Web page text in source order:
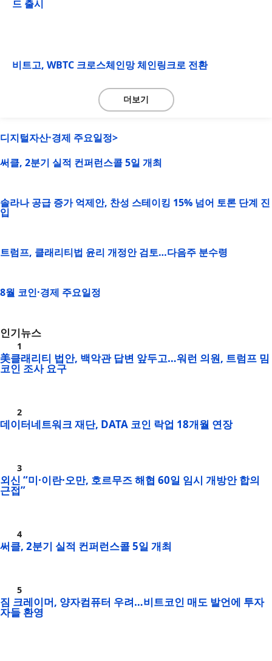
드 출시
비트고, WBTC 크로스체인망 체인링크로 전환
더보기
디지털자산·경제 주요일정>
써클, 2분기 실적 컨퍼런스콜 5일 개최
솔라나 공급 증가 억제안, 찬성 스테이킹 15% 넘어 토론 단계 진
입
트럼프, 클래리티법 윤리 개정안 검토…다음주 분수령
8월 코인·경제 주요일정
인기뉴스
美클래리티 법안, 백악관 답변 앞두고…워런 의원, 트럼프 밈
코인 조사 요구
데이터네트워크 재단, DATA 코인 락업 18개월 연장
외신 “미·이란·오만, 호르무즈 해협 60일 임시 개방안 합의
근접”
써클, 2분기 실적 컨퍼런스콜 5일 개최
짐 크레이머, 양자컴퓨터 우려…비트코인 매도 발언에 투자
자들 환영